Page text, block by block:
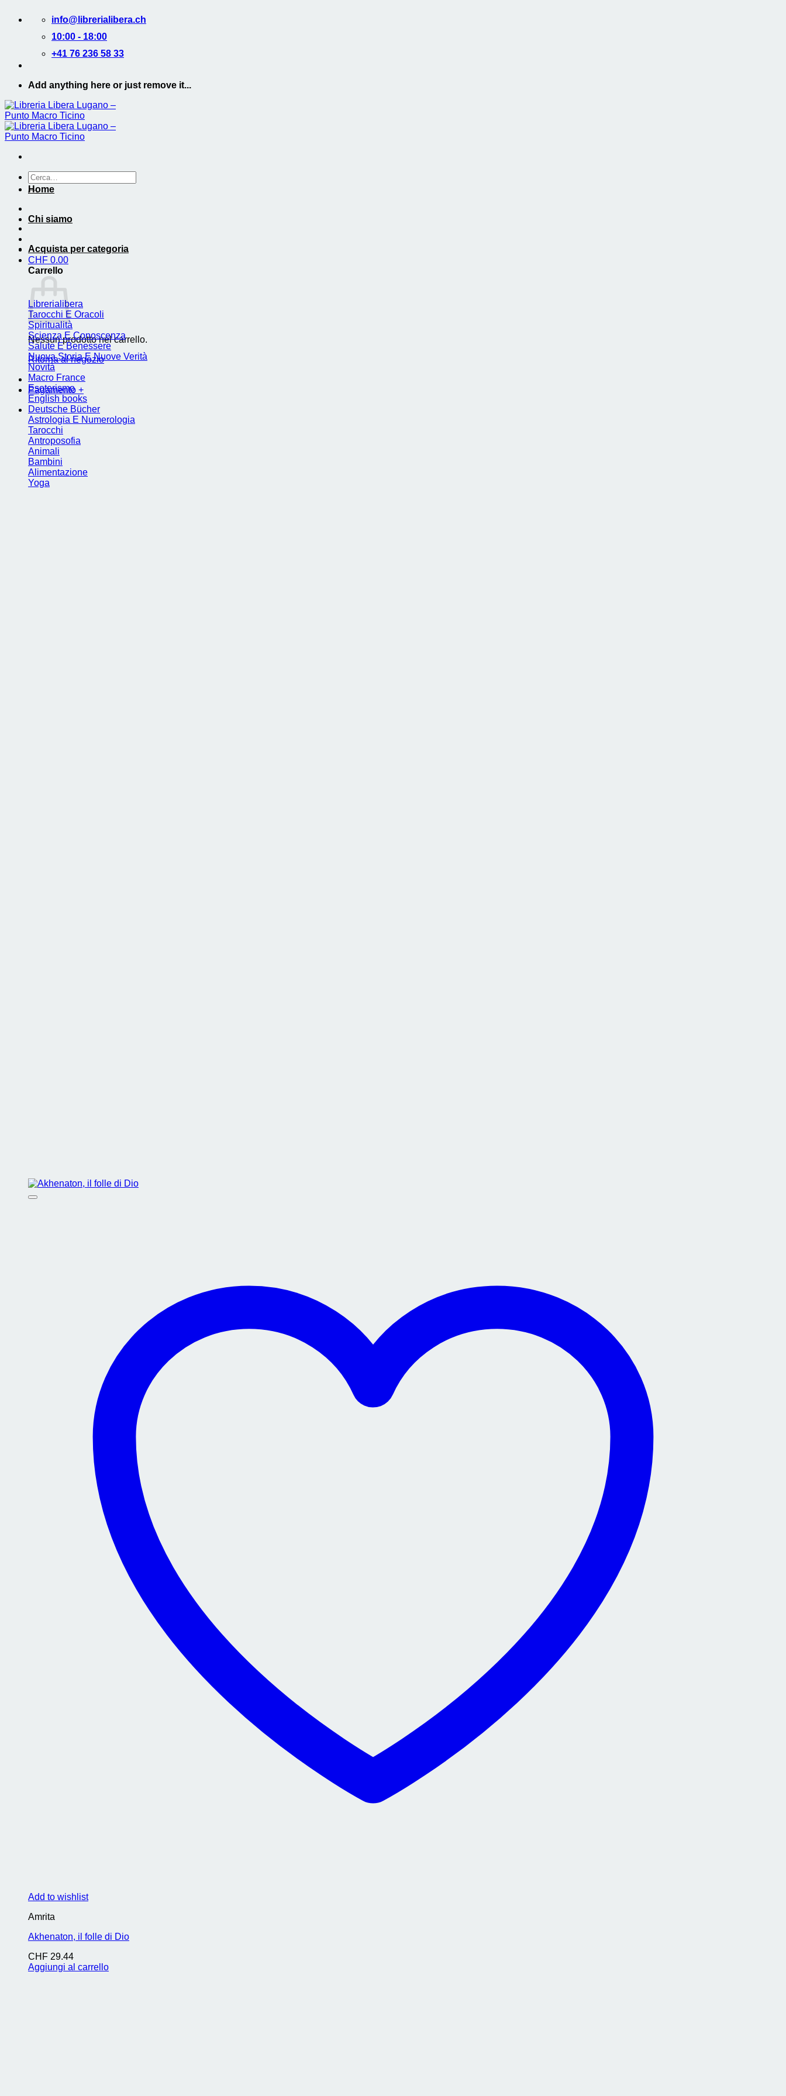
contenuti
info@librerialibera.ch
10:00 - 18:00
+41 76 236 58 33
Add anything here or just remove it...
Cerca:
CHF 0.00
Carrello
Nessun prodotto nel carrello.
Ritorna al negozio
Pagamento +
Home
Chi siamo
Acquista per categoria
Librerialibera
Tarocchi E Oracoli
Spiritualità
Scienza E Conoscenza
Salute E Benessere
Nuova Storia E Nuove Verità
Novità
Macro France
Esoterismo
English books
Deutsche Bücher
Astrologia E Numerologia
Tarocchi
Antroposofia
Animali
Bambini
Alimentazione
Yoga
Add to wishlist
Amrita
Akhenaton, il folle di Dio
CHF 29.44
Aggiungi al carrello